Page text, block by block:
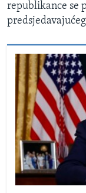
republikance se